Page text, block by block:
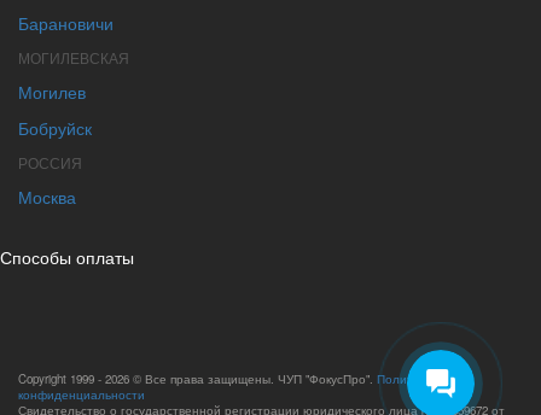
Барановичи
МОГИЛЕВСКАЯ
Могилев
Бобруйск
РОССИЯ
Москва
Способы оплаты
Copyright 1999 - 2026 © Все права защищены. ЧУП "ФокусПро". Политика
конфиденциальности
Свидетельство о государственной регистрации юридического лица №193659672 от